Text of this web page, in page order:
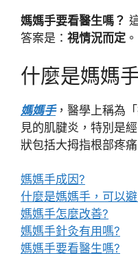
媽媽手要看醫生嗎？
答案是： 視情況而定 。
什麼是媽媽
媽媽手，醫學上稱為
見的肌腱炎，特別是
狀包括大拇指根部疼
媽媽手成因?
什麼是媽媽手，可以
媽媽手怎麼改善?
媽媽手針灸有用嗎?
媽媽手要看醫生嗎?